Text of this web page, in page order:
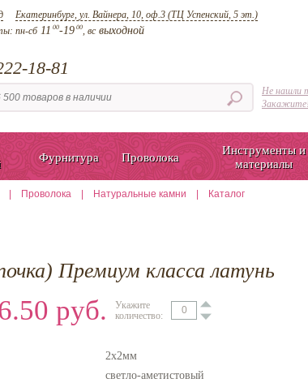
Екатеринбург, ул. Вайнера, 10, оф.3 (ТЦ Успенский, 5 эт.)
пн-сб11 00-19 00, всвыходной
18-81
Не нашли
Фурнитура Проволока
Инструменты и
материалы
Проволока Натуральные камни Каталог
Премиум класса латунь
руб.
Укажите
количество:
2х2мм
светло-аметистовый